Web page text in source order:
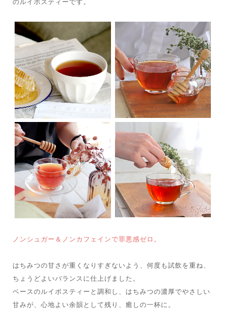
のルイボスティーです。
ノンシュガー＆ノンカフェインで罪悪感ゼロ。
はちみつの甘さが重くなりすぎないよう、何度も試飲を重ね、
ちょうどよいバランスに仕上げました。
ベースのルイボスティーと調和し、はちみつの濃厚でやさしい
甘みが、心地よい余韻として残り、癒しの一杯に。